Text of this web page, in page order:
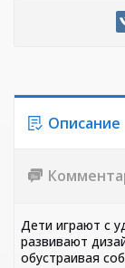
Описание
Дети играют с
развивают
обустраивая